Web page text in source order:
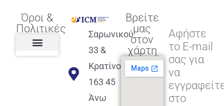
Όροι &
Πολιτικές
Σαρωνικού
33 &
Κρατίνου
163 45
Άνω
Βρείτε
μας
στον
χάρτη
Αφήστε
το E-mail
σας για
να
στο